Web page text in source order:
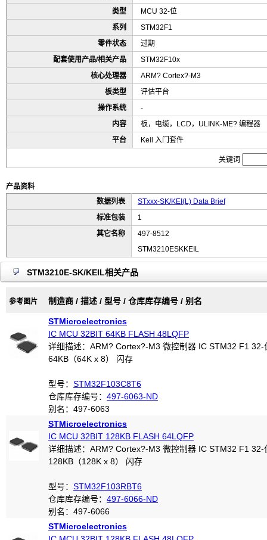
类型
MCU 32-位
系列
STM32F1
零件状态
过期
配套使用产品/相关产品
STM32F10x
核心处理器
ARM? Cortex?-M3
板类型
评估平台
操作系统
-
内容
板，电缆，LCD，ULINK-ME? 编程器
平台
Keil 入门套件
关键词
产品资料
数据列表
STxxx-SK/KEI(L) Data Brief
标准包装
1
其它名称
497-8512
STM3210ESKKEIL
STM3210E-SK/KEIL相关产品
参考图片 制造商 / 描述 / 型号 / 仓库库存编号 / 别名
STMicroelectronics
IC MCU 32BIT 64KB FLASH 48LQFP
详细描述：ARM? Cortex?-M3 微控制器 IC STM32 F1 32-
64KB（64K x 8） 闪存
型号： STM32F103C8T6
仓库库存编号： 497-6063-ND
别名：497-6063
STMicroelectronics
IC MCU 32BIT 128KB FLASH 64LQFP
详细描述：ARM? Cortex?-M3 微控制器 IC STM32 F1 32-
128KB（128K x 8） 闪存
型号： STM32F103RBT6
仓库库存编号： 497-6066-ND
别名：497-6066
STMicroelectronics